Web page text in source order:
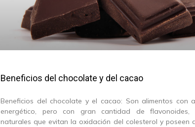
Beneficios del chocolate y del cacao
Beneficios del chocolate y el cacao: Son alimentos con
energético, pero con gran cantidad de flavonoides,
naturales que evitan la oxidación del colesterol y poseen